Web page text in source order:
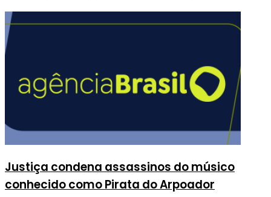
Justiça condena assassinos do músico
conhecido como Pirata do Arpoador